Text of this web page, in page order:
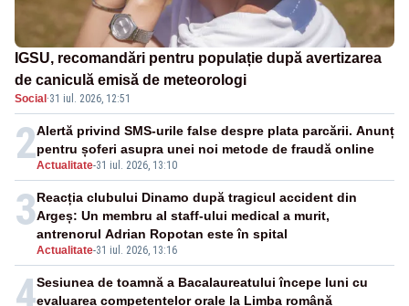
IGSU, recomandări pentru populație după avertizarea
de caniculă emisă de meteorologi
Social ·31 iul. 2026, 12:51
2Actualitate-31 iul. 2026, 13:10
Alertă privind SMS-urile false despre plata parcării. Anunț
pentru șoferi asupra unei noi metode de fraudă online
3
Actualitate-31 iul. 2026, 13:16
Reacția clubului Dinamo după tragicul accident din
Argeș: Un membru al staff-ului medical a murit,
antrenorul Adrian Ropotan este în spital
4Sesiunea de toamnă a Bacalaureatului începe luni cu
evaluarea competențelor orale la Limba română